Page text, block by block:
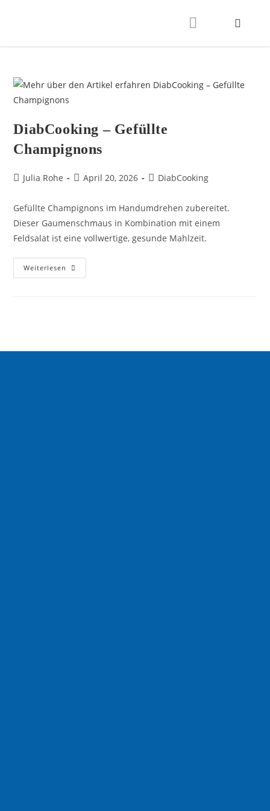
DiabCooking – Gefüllte
Champignons
Julia Rohe April 20, 2026 DiabCooking
Gefüllte Champignons im Handumdrehen zubereitet.
Dieser Gaumenschmaus in Kombination mit einem
Feldsalat ist eine vollwertige, gesunde Mahlzeit.
Weiterlesen